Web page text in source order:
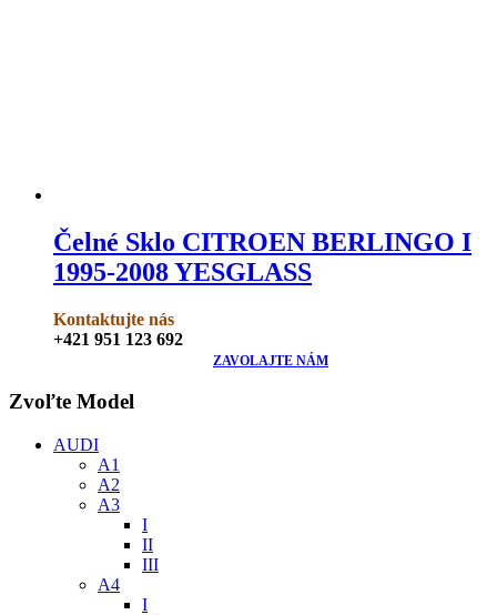
Čelné Sklo CITROEN BERLINGO I
1995-2008 YESGLASS
Kontaktujte nás
+421 951 123 692
ZAVOLAJTE NÁM
Zvoľte Model
AUDI
A1
A2
A3
I
II
III
A4
I